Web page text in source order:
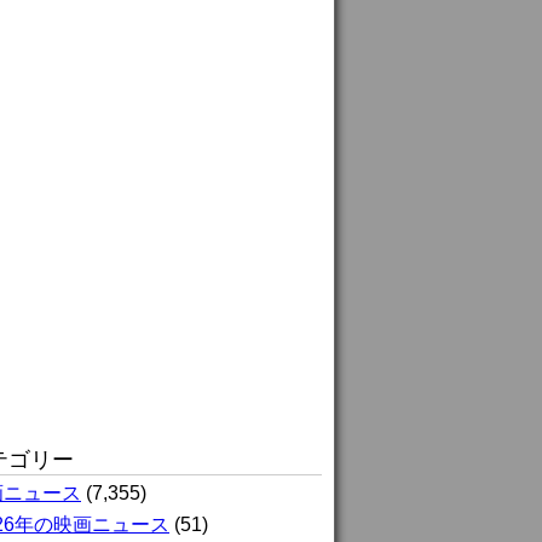
ゴリー
ュース (7,355)
年の映画ニュース (51)